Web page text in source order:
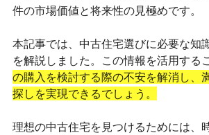
件の市場価値と将来性の見極めです。
本記事では、中古住宅選びに必要な知
を解説しました。この情報を活用する
の購入を検討する際の不安を解消し、
探しを実現できるでしょう。
理想の中古住宅を見つけるためには、